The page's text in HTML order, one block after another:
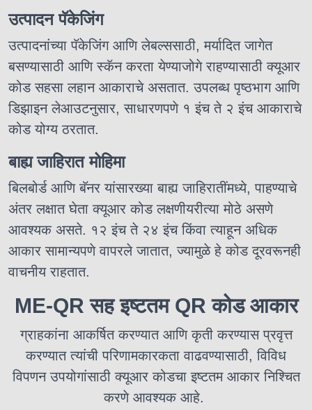
उत्पादन पॅकेजिंग
उत्पादनांच्या पॅकेजिंग आणि लेबल्ससाठी, मर्यादित जागेत
बसण्यासाठी आणि स्कॅन करता येण्याजोगे राहण्यासाठी क्यूआर
कोड सहसा लहान आकाराचे असतात. उपलब्ध पृष्ठभाग आणि
डिझाइन लेआउटनुसार, साधारणपणे १ इंच ते २ इंच आकाराचे
कोड योग्य ठरतात.
बाह्य जाहिरात मोहिमा
बिलबोर्ड आणि बॅनर यांसारख्या बाह्य जाहिरातींमध्ये, पाहण्याचे
अंतर लक्षात घेता क्यूआर कोड लक्षणीयरीत्या मोठे असणे
आवश्यक असते. १२ इंच ते २४ इंच किंवा त्याहून अधिक
आकार सामान्यपणे वापरले जातात, ज्यामुळे हे कोड दूरवरूनही
वाचनीय राहतात.
ME-QR सह इष्टतम QR कोड आकार
ग्राहकांना आकर्षित करण्यात आणि कृती करण्यास प्रवृत्त
करण्यात त्यांची परिणामकारकता वाढवण्यासाठी, विविध
विपणन उपयोगांसाठी क्यूआर कोडचा इष्टतम आकार निश्चित
करणे आवश्यक आहे.